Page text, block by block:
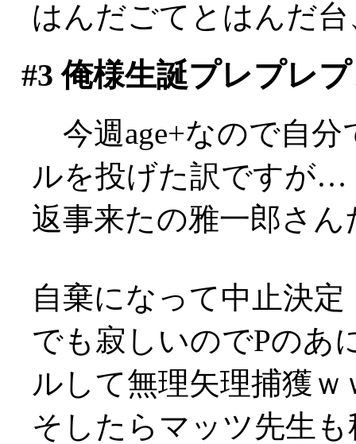
はんだごてとはんだ
#3 俺様生誕プレプレ
今週age+なので自分
ルを投げた訳ですが…
返事来たの雅一郎さん
自棄になって中止決定
でも寂しいのでPのあ
ルして無理矢理捕獲ｗ
そしたらマッツ先生